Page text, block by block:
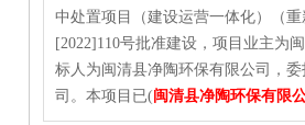
中处置项目（建设运营一体化）（
[2022]110号批准建设，项目业主为
标人为闽清县净陶环保有限公司，
司。本项目已( 闽清县净陶环保有限